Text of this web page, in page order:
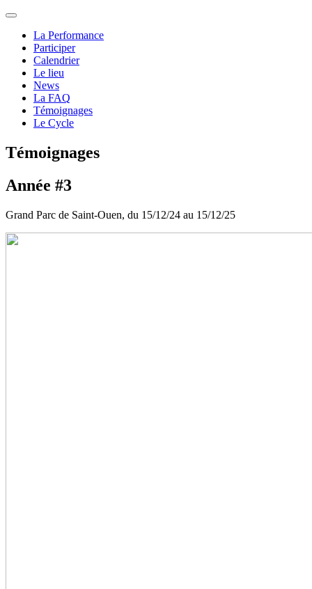
La Performance
Participer
Calendrier
Le lieu
News
La FAQ
Témoignages
Le Cycle
Témoignages
Année #3
Grand Parc de Saint-Ouen, du 15/12/24 au 15/12/25